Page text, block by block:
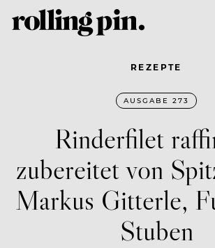
REZEPTE
AUSGABE 273
Rinderfilet
zubereitet von
Markus Gitterle,
Stuben